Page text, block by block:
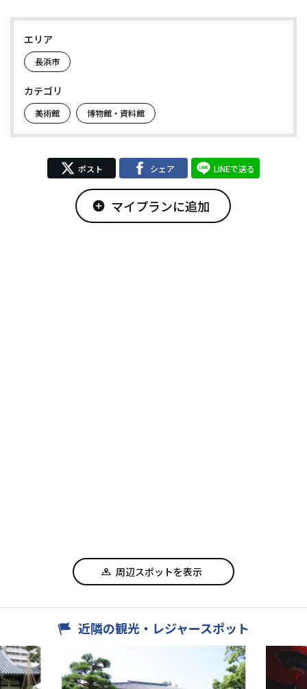
エリア
長浜市
カテゴリ
美術館 博物館・資料館
ポスト シェア LINEで送る
add_circle マイプランに追加
周辺スポットを表示
近隣の観光・レジャースポット